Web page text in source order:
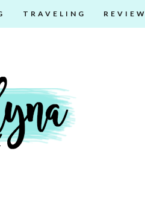
TRAVELING REVIEW